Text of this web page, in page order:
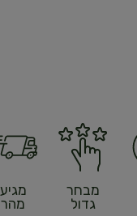
מבחר
גדול
מגיע
מהר